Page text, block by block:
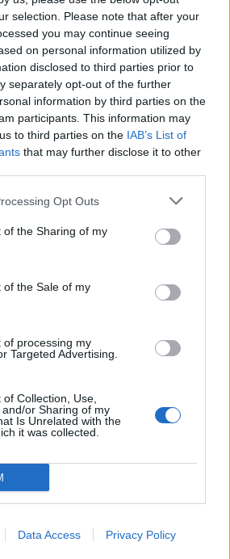
selection. Please note that after your
you may continue seeing
on personal information utilized by
disclosed to third parties prior to
separately opt-out of the further
information by third parties on the
participants. This information may
to third parties on the IAB’s List of
that may further disclose it to other
Opt Outs
of the Sharing of my
of the Sale of my
of processing my
Targeted Advertising.
Collection, Use,
or Sharing of my
Is Unrelated with the
it was collected.
Data Access Privacy Policy
το υπουργείο Παιδείας, σε 1.120
Τρίκαλα, Καρδίτσα και Λαμία
οι αποχωρήσεις το 2026 καθώς
βγαίνουν νωρίτερα
νεκρούς της Κατοχής - 82 χρόνια
παραμένουν υψηλές μέσα στην
από τον κόσμο του ΟΦΗ για το
οι αυτοψίες στις